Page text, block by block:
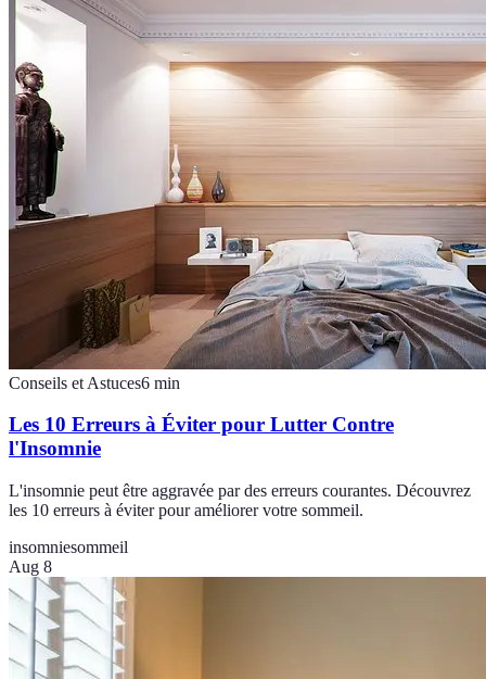
Conseils et Astuces6 min
Les 10 Erreurs à Éviter pour Lutter Contre
l'Insomnie
L'insomnie peut être aggravée par des erreurs courantes. Découvrez
les 10 erreurs à éviter pour améliorer votre sommeil.
insomniesommeil
Aug 8